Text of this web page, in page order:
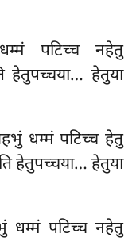
धम्मं पटिच्च नहेतु
हेतुपच्चया… हेतुया
धम्मं पटिच्च हेतु
हेतुपच्चया… हेतुया
धम्मं पटिच्च नहेतु